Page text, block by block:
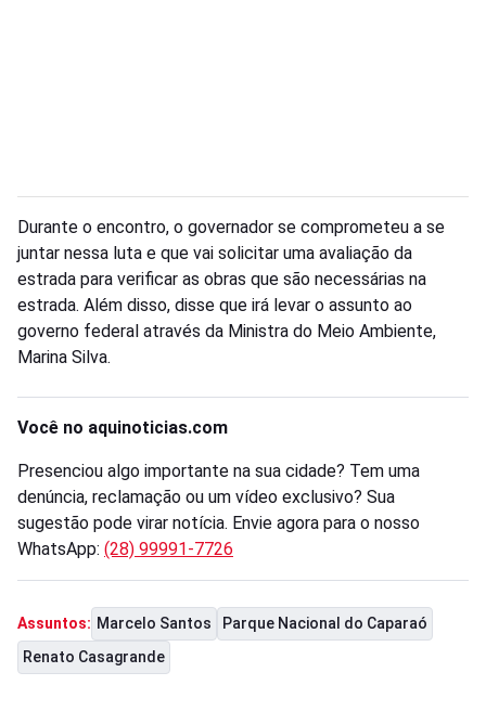
Durante o encontro, o governador se comprometeu a se
juntar nessa luta e que vai solicitar uma avaliação da
estrada para verificar as obras que são necessárias na
estrada. Além disso, disse que irá levar o assunto ao
governo federal através da Ministra do Meio Ambiente,
Marina Silva.
Você no aquinoticias.com
Presenciou algo importante na sua cidade? Tem uma
denúncia, reclamação ou um vídeo exclusivo? Sua
sugestão pode virar notícia. Envie agora para o nosso
WhatsApp: (28) 99991-7726
Assuntos: Marcelo Santos
Parque Nacional do Caparaó
Renato Casagrande